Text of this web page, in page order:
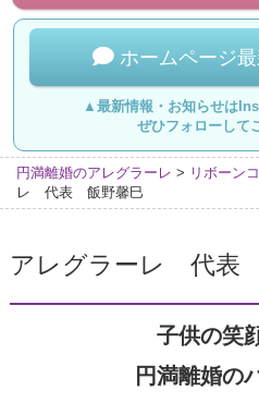
ホームページ
▲最新情報・お知らせは
ぜひフォローして
円満離婚のアレグラーレ > リボーン
レ 代表 飯野馨巳
アレグラーレ 代表
子供の笑
円満離婚の